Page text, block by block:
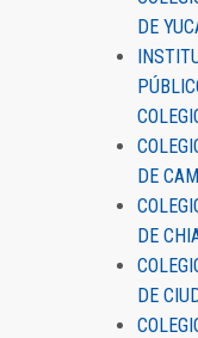
DE
DE
DE
DE